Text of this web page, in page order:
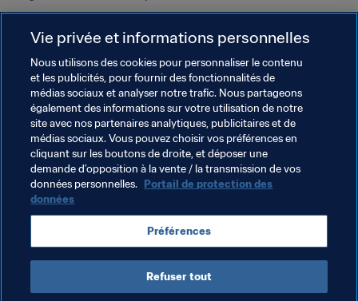
Développement durable
Droits de l'homme et lutte contre
la discrimination
Santé et médical
Initiatives en matière de
formation
Vie privée et informations personnelles
Nous utilisons des cookies pour personnaliser le contenu
et les publicités, pour fournir des fonctionnalités de
médias sociaux et analyser notre trafic. Nous partageons
également des informations sur votre utilisation de notre
site avec nos partenaires analytiques, publicitaires et de
médias sociaux. Vous pouvez choisir vos préférences en
cliquant sur les boutons de droite, et déposer une
demande d’opposition à la vente / la transmission de vos
données personnelles. Portail de protection des
données
Préférences
Refuser tout